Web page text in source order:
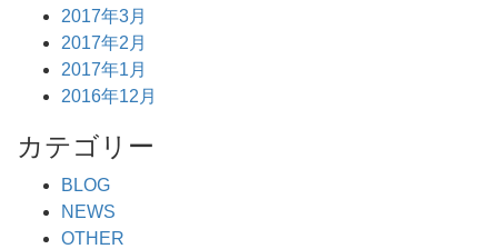
2017年3月
2017年2月
2017年1月
2016年12月
カテゴリー
BLOG
NEWS
OTHER